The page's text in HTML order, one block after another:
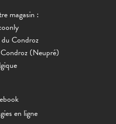
magasin :
Condroz
(Neupré)
en ligne